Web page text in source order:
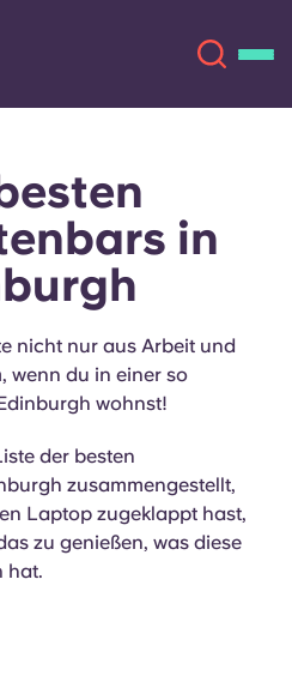
Sprache
(GB)
buchen
Deutsch
French
in
nicht nur aus Arbeit und
wenn du in einer so
wohnst!
der besten
zusammengestellt,
Laptop zugeklappt hast,
zu genießen, was diese
hat.